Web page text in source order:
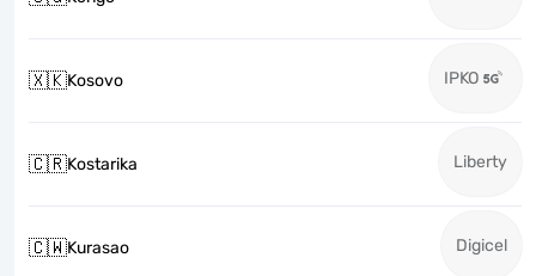
🇽🇰Kosovo IPKO
🇨🇷Kostarika Liberty
🇨🇼Kurasao Digicel